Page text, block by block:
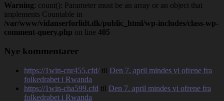
Warning: count(): Parameter must be an array or an object that
implements Countable in
/var/www/vidanserforlidt.dk/public_html/wp-includes/class-wp-
comment-query.php on line 405
Nye kommentarer
https://1win-cnr455.cfd/til Den 7. april mindes vi ofrene fra
folkedrabet i Rwanda
https://1win-cha599.cfd til Den 7. april mindes vi ofrene fra
folkedrabet i Rwanda